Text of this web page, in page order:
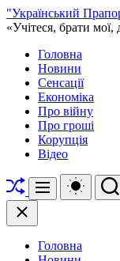
Перейти
до
"Український
«Учітеся, брати
Головна
Новини
Сенсації
Економіка
Про війну
Про гроші
Корупція
Відео
Перетасувати
Меню
Перемикач
кольорового
Закрити
Головна